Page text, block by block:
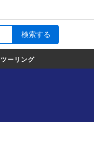
ツーリング